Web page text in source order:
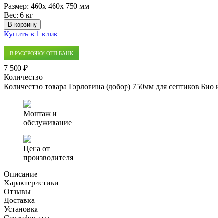
Размер: 460x 460x 750 мм
Вес: 6 кг
В корзину
Купить в 1 клик
В РАССРОЧКУ ОТП БАНК
7 500 ₽
Количество
Количество товара Горловина (добор) 750мм для септиков
Монтаж и
обслуживание
Цена от
производителя
Описание
Характеристики
Отзывы
Доставка
Установка